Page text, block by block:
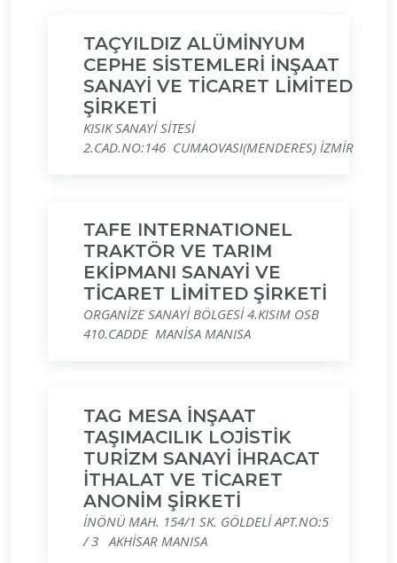
TAÇYILDIZ ALÜMİNYUM
CEPHE SİSTEMLERİ İNŞAAT
SANAYİ VE TİCARET LİMİTED
ŞİRKETİ
KISIK SANAYİ SİTESİ
2.CAD.NO:146 CUMAOVASI(MENDERES) İZMİR
TAFE INTERNATIONEL
TRAKTÖR VE TARIM
EKİPMANI SANAYİ VE
TİCARET LİMİTED ŞİRKETİ
ORGANİZE SANAYİ BÖLGESİ 4.KISIM OSB
410.CADDE MANİSA MANISA
TAG MESA İNŞAAT
TAŞIMACILIK LOJİSTİK
TURİZM SANAYİ İHRACAT
İTHALAT VE TİCARET
ANONİM ŞİRKETİ
İNÖNÜ MAH. 154/1 SK. GÖLDELİ APT.NO:5
/ 3 AKHİSAR MANISA